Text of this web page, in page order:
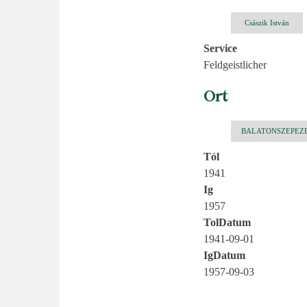
Császik István
Service
Feldgeistlicher
Ort
Tól
1941
Ig
1957
TolDatum
1941-09-01
IgDatum
1957-09-03